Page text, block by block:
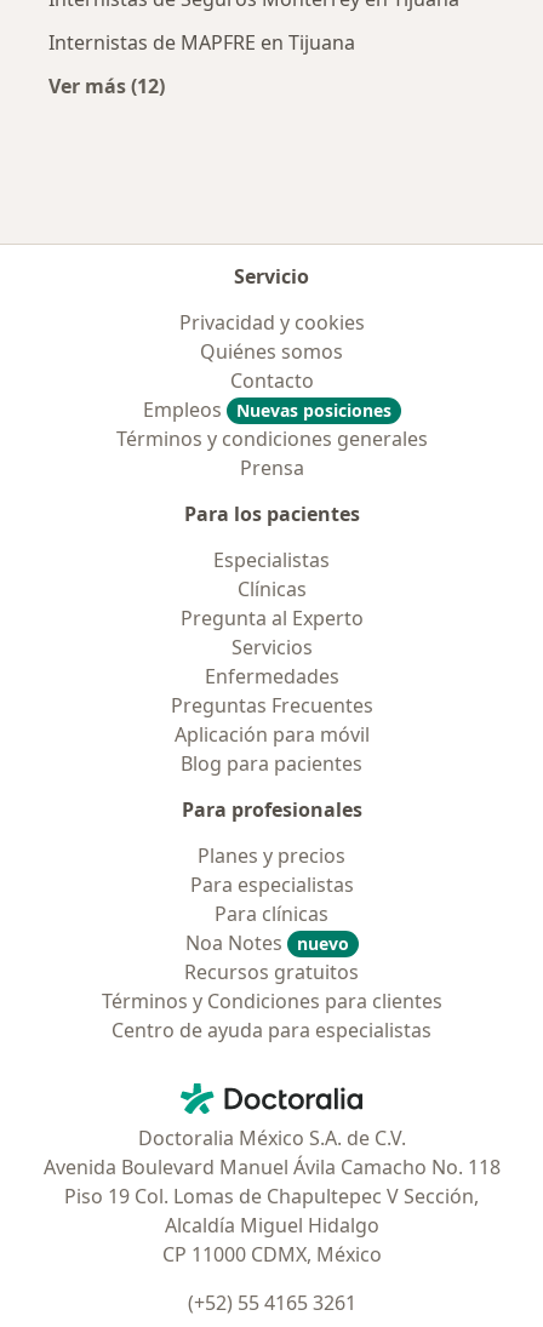
Internistas de MAPFRE en Tijuana
Ver más (12)
Servicio
Privacidad y cookies
Quiénes somos
Contacto
Empleos
Nuevas posiciones
Términos y condiciones generales
Prensa
Para los pacientes
Especialistas
Clínicas
Pregunta al Experto
Servicios
Enfermedades
Preguntas Frecuentes
Aplicación para móvil
Blog para pacientes
Para profesionales
Planes y precios
Para especialistas
Para clínicas
Noa Notes
nuevo
Recursos gratuitos
Términos y Condiciones para clientes
Centro de ayuda para especialistas
Doctoralia - Página de inicio
Doctoralia México S.A. de C.V.
Avenida Boulevard Manuel Ávila Camacho No. 118
Piso 19 Col. Lomas de Chapultepec V Sección,
Alcaldía Miguel Hidalgo
CP 11000 CDMX, México
(+52) 55 4165 3261